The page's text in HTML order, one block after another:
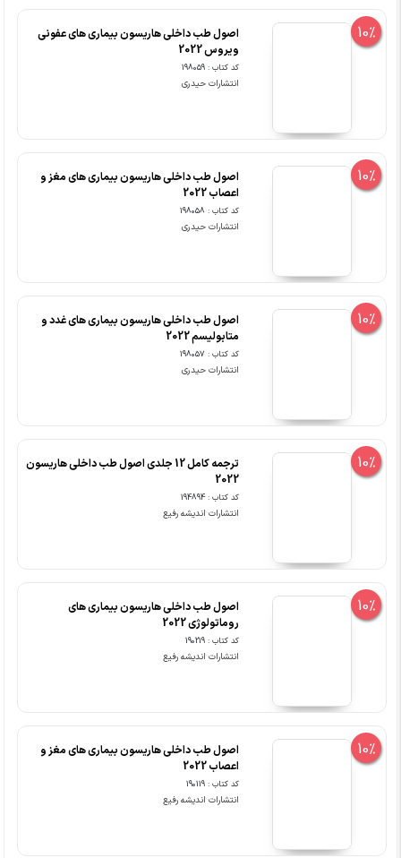
10%
اصول طب داخلی هاریسون بیماری های عفونی
ویروس 2022
کد کتاب : 198059
انتشارات حیدری
10%
اصول طب داخلی هاریسون بیماری های مغز و
اعصاب 2022
کد کتاب : 198058
انتشارات حیدری
10%
اصول طب داخلی هاریسون بیماری های غدد و
متابولیسم 2022
کد کتاب : 198057
انتشارات حیدری
10%
ترجمه کامل 12 جلدی اصول طب داخلی هاریسون
2022
کد کتاب : 194894
انتشارات اندیشه رفیع
10%
اصول طب داخلی هاریسون بیماری های
روماتولوژی 2022
کد کتاب : 190219
انتشارات اندیشه رفیع
10%
اصول طب داخلی هاریسون بیماری های مغز و
اعصاب 2022
کد کتاب : 190119
انتشارات اندیشه رفیع